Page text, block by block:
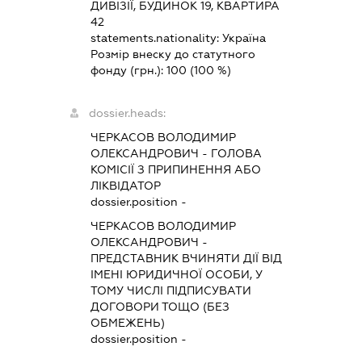
ДИВІЗІЇ, БУДИНОК 19, КВАРТИРА
42
statements.nationality: Україна
Розмір внеску до статутного
фонду (грн.): 100 (100 %)
dossier.heads:
ЧЕРКАСОВ ВОЛОДИМИР
ОЛЕКСАНДРОВИЧ - ГОЛОВА
КОМІСІЇ З ПРИПИНЕННЯ АБО
ЛІКВІДАТОР
dossier.position -
ЧЕРКАСОВ ВОЛОДИМИР
ОЛЕКСАНДРОВИЧ -
ПРЕДСТАВНИК ВЧИНЯТИ ДІЇ ВІД
ІМЕНІ ЮРИДИЧНОЇ ОСОБИ, У
ТОМУ ЧИСЛІ ПІДПИСУВАТИ
ДОГОВОРИ ТОЩО (БЕЗ
ОБМЕЖЕНЬ)
dossier.position -